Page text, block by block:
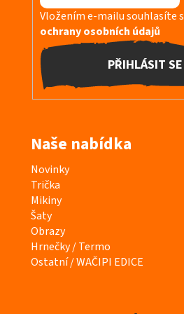
Vložením e-mailu souhlasíte s
ochrany osobních údajů
PŘIHLÁSIT SE
Naše nabídka
K
a
t
e
g
o
r
Novinky
Trička
Mikiny
Šaty
Obrazy
Hrnečky / Termo
Ostatní / WAČIPI EDICE